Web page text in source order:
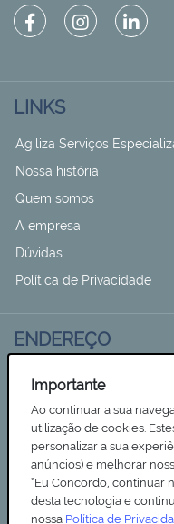
LINKS
Agiliza Serviços
Nossa história
Quem somos
A empresa
Dúvidas
Política de Privacidade
ENDEREÇO
Rua Albânia, n° 155 -
Londrina - Paraná
Tel (043) 3878 7000
contato@agiliza.srv.br
8:00h às 18:00h
Importante
Ao continuar a sua
utilização de cookies.
personalizar a sua
anúncios) e melhorar
“Eu Concordo, continuar
desta tecnologia e
nossa Política de